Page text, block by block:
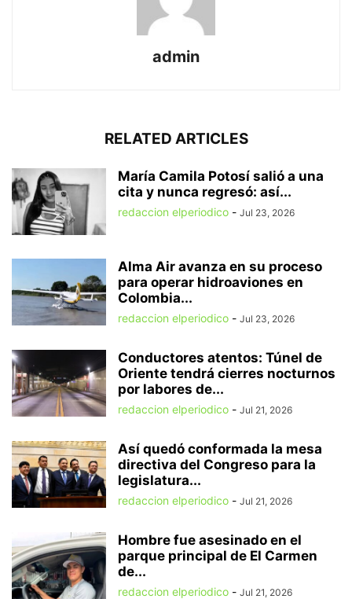
admin
RELATED ARTICLES
María Camila Potosí salió a una
cita y nunca regresó: así...
redaccion elperiodico - Jul 23, 2026
Alma Air avanza en su proceso
para operar hidroaviones en
Colombia...
redaccion elperiodico - Jul 23, 2026
Conductores atentos: Túnel de
Oriente tendrá cierres nocturnos
por labores de...
redaccion elperiodico - Jul 21, 2026
Así quedó conformada la mesa
directiva del Congreso para la
legislatura...
redaccion elperiodico - Jul 21, 2026
Hombre fue asesinado en el
parque principal de El Carmen
de...
redaccion elperiodico - Jul 21, 2026